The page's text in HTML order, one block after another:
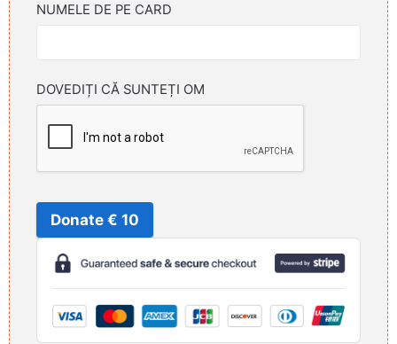
NUMELE DE PE CARD
DOVEDIȚI CĂ SUNTEȚI OM
Donate € 10